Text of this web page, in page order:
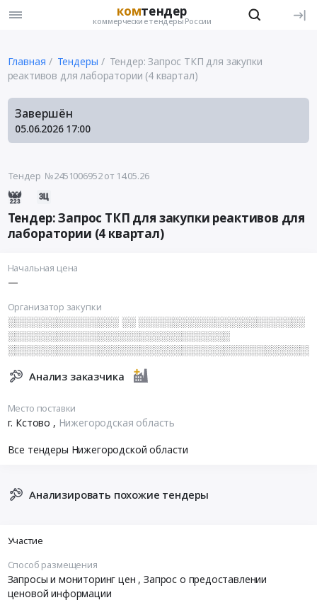
комтендер
коммерческие тендеры России
Главная Тендеры
Тендер: Запрос ТКП для закупки
реактивов для лаборатории (4 квартал)
Завершён
05.06.2026 17:00
Тендер №2451006952от 14.05.26
Тендер: Запрос ТКП для закупки реактивов для
лаборатории (4 квартал)
Начальная цена
—
Организатор закупки
░░░░░░░░░░░░░░░░ ░░ ░░░░░░░░░░░░░░░░░░░░░░░░
░░░░░░░░░░░░░░░░░░░░░░░░░░░░░░░░
Анализ заказчика
Место поставки
г. Кстово , Нижегородская область
Все тендеры Нижегородской области
Анализировать похожие тендеры
Участие
Способ размещения
Запросы и мониторинг цен , Запрос о предоставлении
ценовой информации